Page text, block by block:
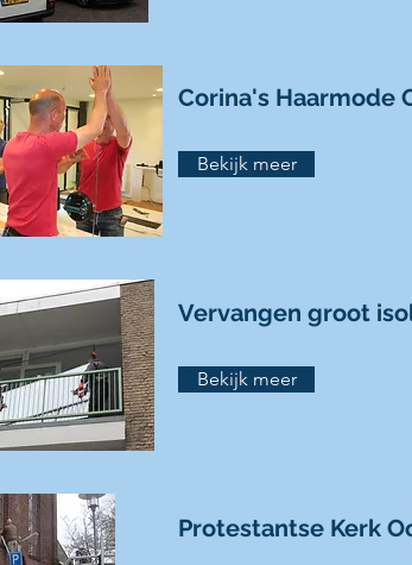
Corina's Haarmode
Bekijk meer
Vervangen groot
Bekijk meer
Protestantse Kerk